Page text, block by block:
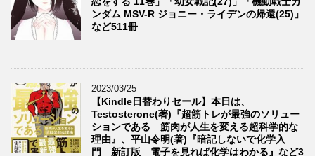
ンダム MSV-R ジョニー・ライデンの帰還(25)」
など511冊
2023/03/25
【Kindle日替わりセール】本日は、
Testosterone(著)『超筋トレが最強のソリュー
ションである 筋肉が人生を変える超科学的な
理由』、平山令明(著)『暗記しないで化学入
門 新訂版 電子を見れば化学はわかる』など3